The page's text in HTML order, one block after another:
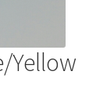
Yellow